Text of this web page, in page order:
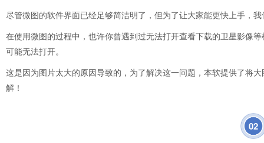
尽管微图的软件界面已经足够简洁明了，但为了让大家能更快上手，
在使用微图的过程中，也许你曾遇到过无法打开查看下载的卫星影像
可能无法打开。
这是因为图片太大的原因导致的，为了解决这一问题，本软提供了将
解！
02